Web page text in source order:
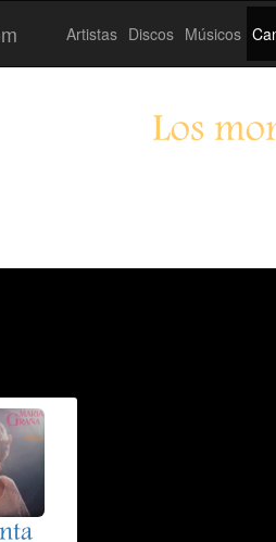
Artistas Discos Músicos
Los